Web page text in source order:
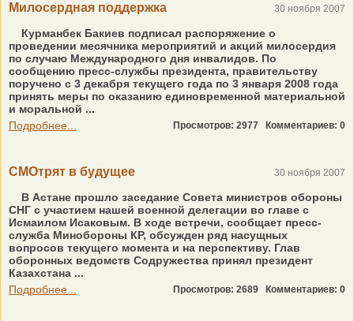
Милосердная поддержка 30 ноября 2007
Курманбек Бакиев подписал распоряжение о
проведении месячника мероприятий и акций милосердия
по случаю Международного дня инвалидов. По
сообщению пресс-службы президента, правительству
поручено с 3 декабря текущего года по 3 января 2008 года
принять меры по оказанию единовременной материальной
и моральной ...
Подробнее...
Просмотров: 2977 Комментариев: 0
СМОтрят в будущее 30 ноября 2007
В Астане прошло заседание Совета министров обороны
СНГ с участием нашей военной делегации во главе с
Исмаилом Исаковым. В ходе встречи, сообщает пресс-
служба Минобороны КР, обсужден ряд насущных
вопросов текущего момента и на перспективу. Глав
оборонных ведомств Содружества принял президент
Казахстана ...
Подробнее...
Просмотров: 2689 Комментариев: 0